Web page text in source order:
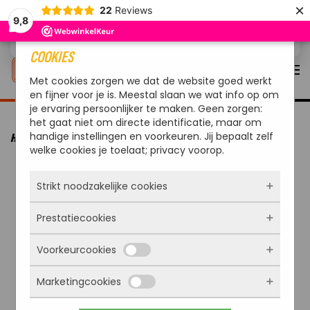
9,8
22 Reviews ×
Overslaan en naar de inhoud gaan
HOME MERKEN LOTUSGRILL LOTUSGRILL XL GELBAKJE
COOKIES
Met cookies zorgen we dat de website goed werkt
en fijner voor je is. Meestal slaan we wat info op om
je ervaring persoonlijker te maken. Geen zorgen:
het gaat niet om directe identificatie, maar om
handige instellingen en voorkeuren. Jij bepaalt zelf
welke cookies je toelaat; privacy voorop.
Strikt noodzakelijke cookies
Deze cookies zorgen ervoor dat de website
überhaupt werkt. Ze zijn dus altijd actief en
kunnen niet worden uitgezet. Meestal worden
ze alleen geplaatst als jij iets doet, zoals
inloggen, een formulier invullen of je
privacyvoorkeuren opslaan. Je kunt je browser
zo instellen dat hij deze cookies blokkeert of je
Prestatiecookies
Met deze cookies zien we hoe vaak onze site
bezocht wordt, waar bezoekers vandaan
komen en welke pagina’s populair zijn. Zo
kunnen we de website blijven verbeteren.
Voorkeurcookies
Deze cookies onthouden jouw voorkeuren.
Bijvoorbeeld taalkeuze of ingevulde gegevens.
Marketingcookies